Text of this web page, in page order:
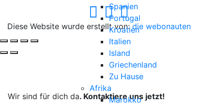
Spanien
Portugal
Kroatien
Italien
Island
Griechenland
Zu Hause
Afrika
Marokko
Diese Website wurde erstellt von:die webonauten
Deine Reise, unsere Leidenschaft.
Wir sind für dich da. Kontaktiere uns jetzt!